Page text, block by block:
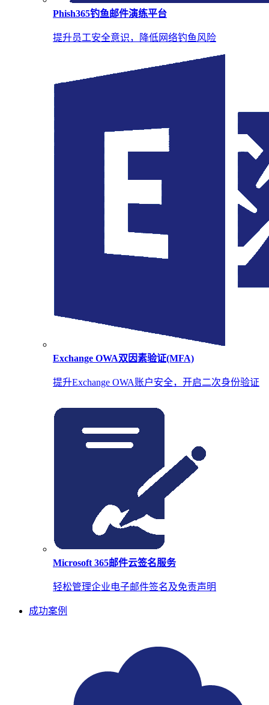
Phish365钓鱼邮件演练平台
提升员工安全意识，降低网络钓鱼风险
Exchange OWA双因素验证(MFA)
提升Exchange OWA账户安全，开启二次身份验证
Microsoft 365邮件云签名服务
轻松管理企业电子邮件签名及免责声明
成功案例